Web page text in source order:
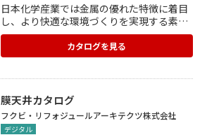
日本化学産業では金属の優れた特徴に着目
し、より快適な環境づくりを実現する素材
として、その可能性を追求。 防火、通気(換
気)、防水を製品開発のキーワードとし、ロ
ール成形、曲げ、プレスといった成型技術
に適合させ、用途に合わせて幅広く対応し
ています。 防火通気見切縁、シンプル庇、
ウォールポスト、パイプスペースカバー、
ステンレス手摺りなどを掲載。
カタログを見る
膜天井カタログ
フクビ・リフォジュールアーキテクツ株式会社
デジタル